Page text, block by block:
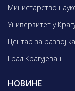
Министарство
Универзитет у
Центар за развој
Град Крагујевац
НОВИНЕ